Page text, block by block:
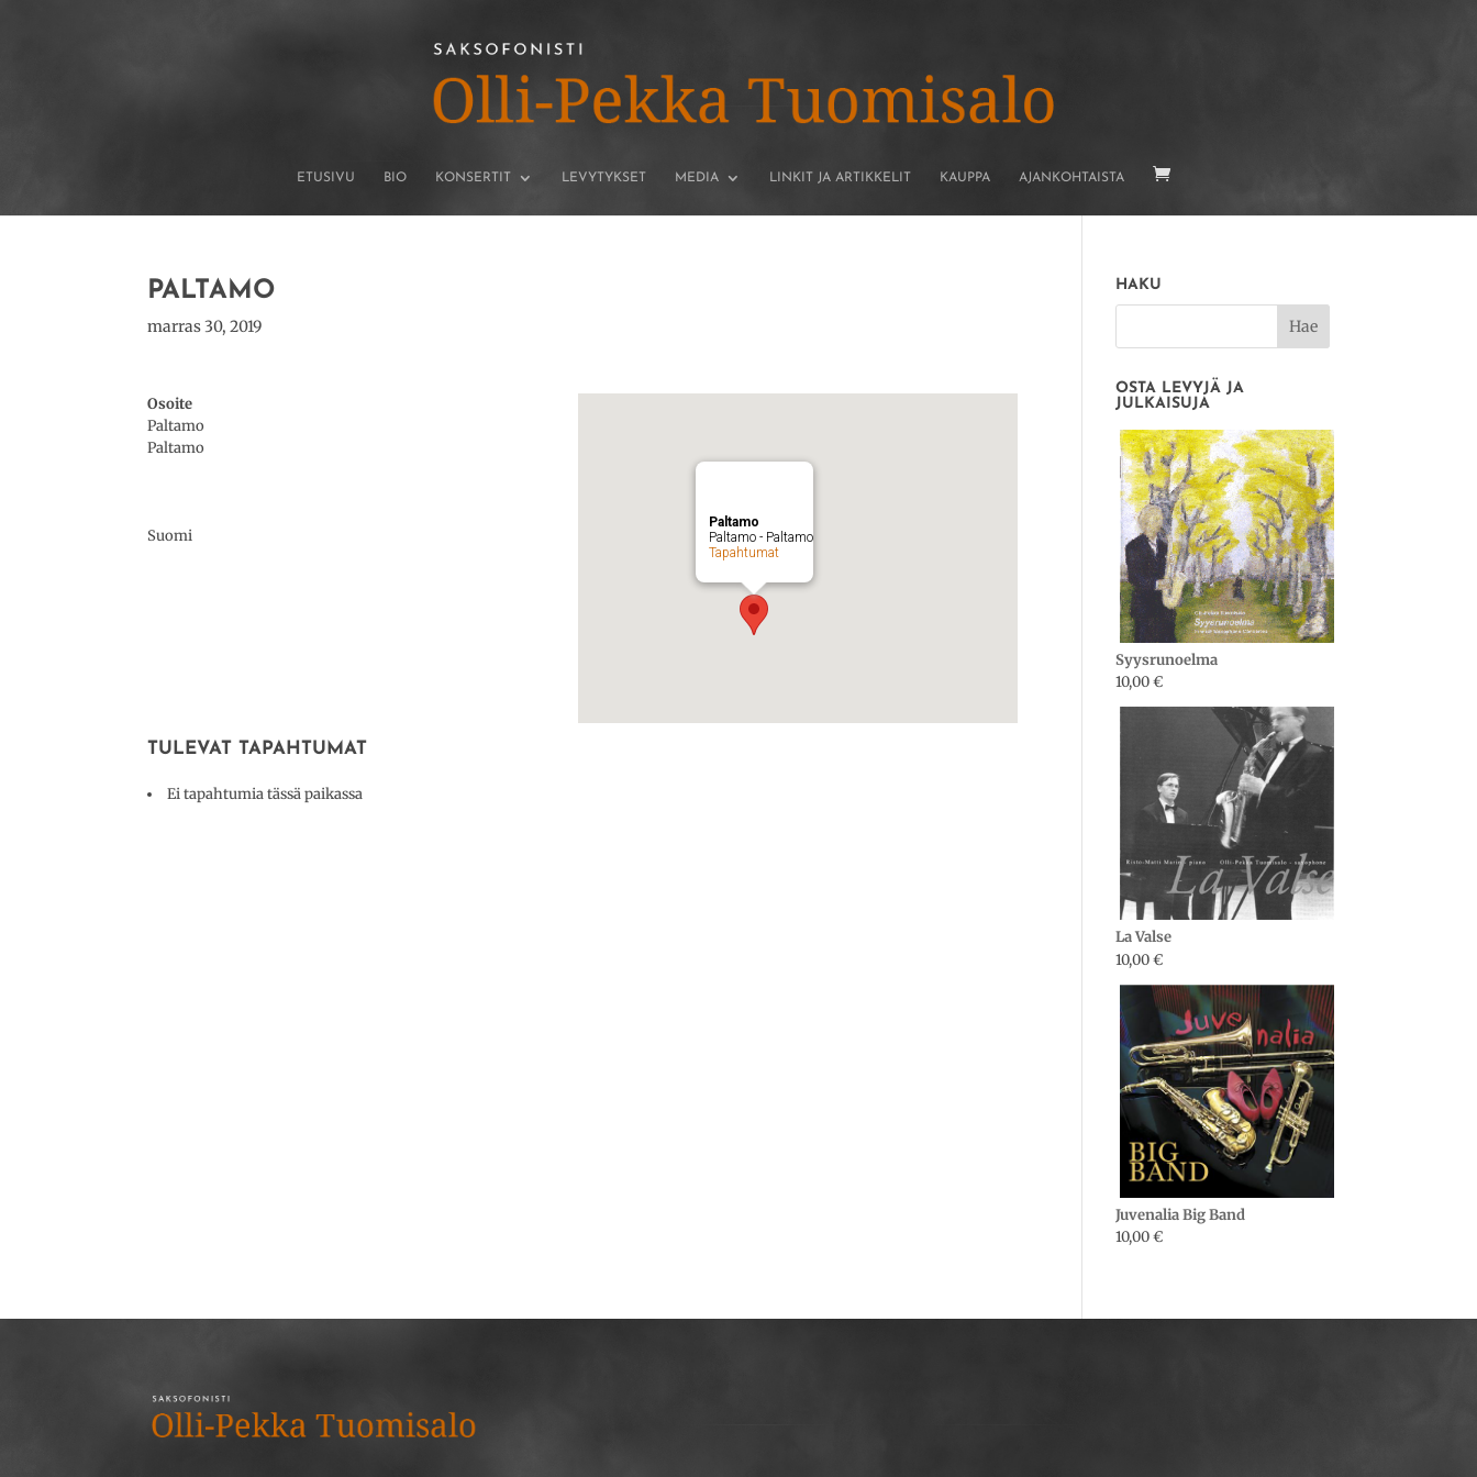
ETUSIVU BIO KONSERTIT LEVYTYKSET MEDIA LINKIT JA ARTIKKELIT KAUPPA AJANKOHTAISTA
PALTAMO
marras 30, 2019
Paltamo
Paltamo - Paltamo
Tapahtumat
Osoite
Paltamo
Paltamo
Suomi
TULEVAT TAPAHTUMAT
Ei tapahtumia tässä paikassa
HAKU
OSTA LEVYJÄ JA
JULKAISUJA
Syysrunoelma
10,00€
La Valse
10,00€
Juvenalia Big Band
10,00€